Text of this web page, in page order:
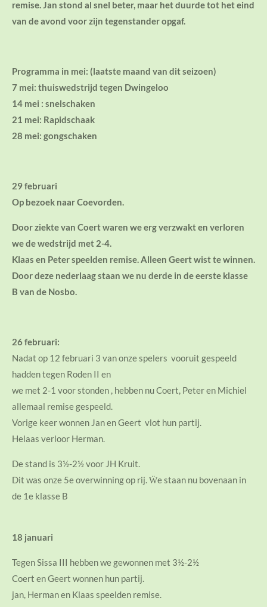
remise. Jan stond al snel beter, maar het duurde tot het eind
van de avond voor zijn tegenstander opgaf.
Programma in mei: (laatste maand van dit seizoen)
7 mei: thuiswedstrijd tegen Dwingeloo
14 mei : snelschaken
21 mei: Rapidschaak
28 mei: gongschaken
29 februari
Op bezoek naar Coevorden.
Door ziekte van Coert waren we erg verzwakt en verloren
we de wedstrijd met 2-4.
Klaas en Peter speelden remise. Alleen Geert wist te winnen.
Door deze nederlaag staan we nu derde in de eerste klasse
B van de Nosbo.
26 februari:
Nadat op 12 februari 3 van onze spelers vooruit gespeeld
hadden tegen Roden II en
we met 2-1 voor stonden , hebben nu Coert, Peter en Michiel
allemaal remise gespeeld.
Vorige keer wonnen Jan en Geert vlot hun partij.
Helaas verloor Herman.
De stand is 3½-2½ voor JH Kruit.
Dit was onze 5e overwinning op rij. Ẅe staan nu bovenaan in
de 1e klasse B
18 januari
Tegen Sissa III hebben we gewonnen met 3½-2½
Coert en Geert wonnen hun partij.
jan, Herman en Klaas speelden remise.